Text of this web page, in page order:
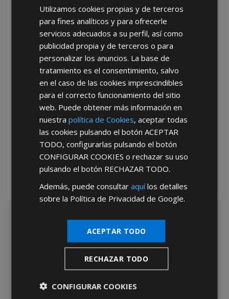
BAÑO Y FONTANERIA CERRAJERIA
FERRETERIA DOMESTICA MENAJE Y COCINA
Utilizamos cookies propias y de terceros
para fines analíticos y para ofrecerle
servicios adecuados a su perfil, así como
publicidad propia y de terceros o para
personalizar los anuncios. La base de
tratamiento es el consentimiento, salvo
en el caso de las cookies imprescindibles
para el correcto funcionamiento del sitio
web. Puede obtener más información en
nuestrapolítica de Cookies, aceptar todas
las cookies pulsando el botónACEPTAR
TODO, configurarlas pulsando el botón
CONFIGURAR COOKIES o rechazar su uso
pulsando el botón RECHAZAR TODO.
Además, puede consultaraquílos detalles
sobre la Política de Privacidad de Google.
ACEPTAR TODO
RECHAZAR TODO
CONFIGURAR COOKIES